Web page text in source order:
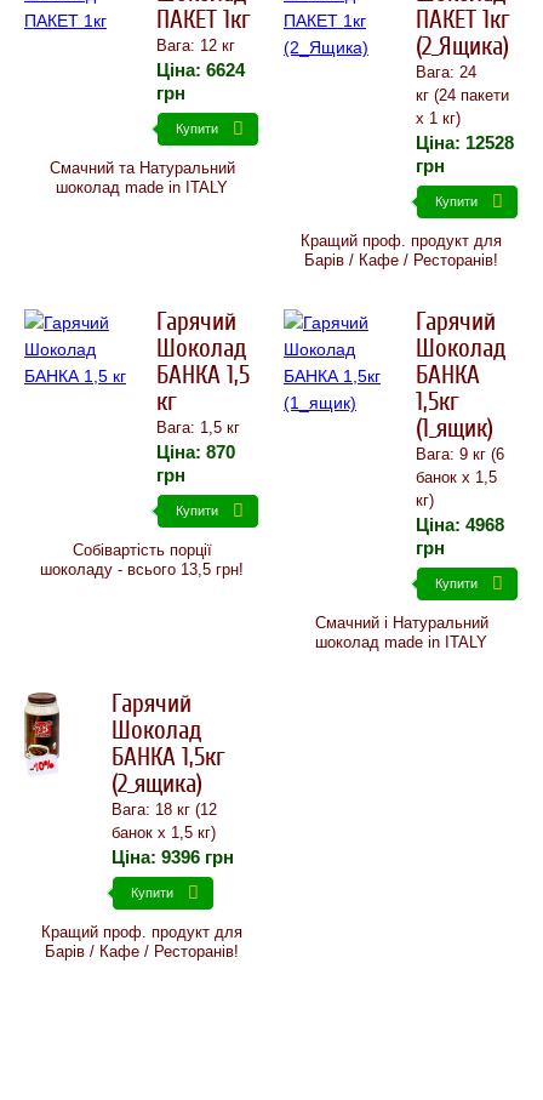
ПАКЕТ 1кг
Вага: 12 кг
Ціна: 6624
грн
Купити
Смачний та Натуральний
шоколад made in ITALY
ПАКЕТ 1кг
(2_Ящика)
Вага: 24
кг (24 пакети
х 1 кг)
Ціна: 12528
грн
Купити
Кращий проф. продукт для
Барів / Кафе / Ресторанів!
Гарячий
Шоколад
БАНКА 1,5
кг
Вага: 1,5 кг
Ціна: 870
грн
Купити
Собівартість порції
шоколаду - всього 13,5 грн!
Гарячий
Шоколад
БАНКА
1,5кг
(1_ящик)
Вага: 9 кг (6
банок х 1,5
кг)
Ціна: 4968
грн
Купити
Смачний і Натуральний
шоколад made in ITALY
Гарячий
Шоколад
БАНКА 1,5кг
(2_ящика)
Вага: 18 кг (12
банок х 1,5 кг)
Ціна: 9396грн
Купити
Кращий проф. продукт для
Барів / Кафе / Ресторанів!